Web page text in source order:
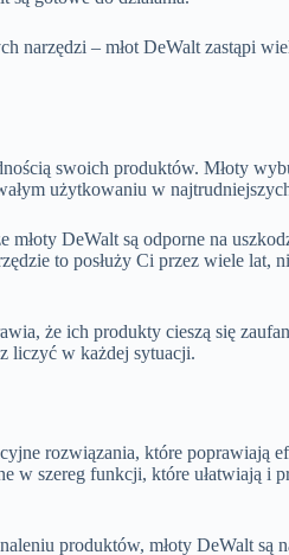
narzędzi – młot DeWalt zastąpi
swoich produktów. Młoty
użytkowaniu w
DeWalt są odporne na
to posłuży Ci przez wiele lat,
że ich produkty cieszą się
liczyć w każdej sytuacji.
rozwiązania, które poprawiają
w szereg funkcji, które ułatwiają i
produktów, młoty DeWalt są